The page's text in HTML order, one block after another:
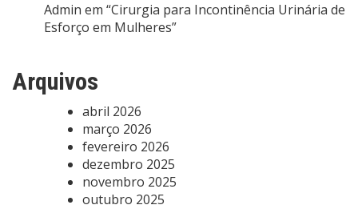
Admin em “Cirurgia para Incontinência Urinária de
Esforço em Mulheres”
Arquivos
abril 2026
março 2026
fevereiro 2026
dezembro 2025
novembro 2025
outubro 2025